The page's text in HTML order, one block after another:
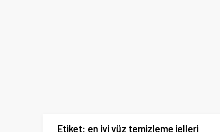
Etiket: en iyi yüz temizleme jelleri